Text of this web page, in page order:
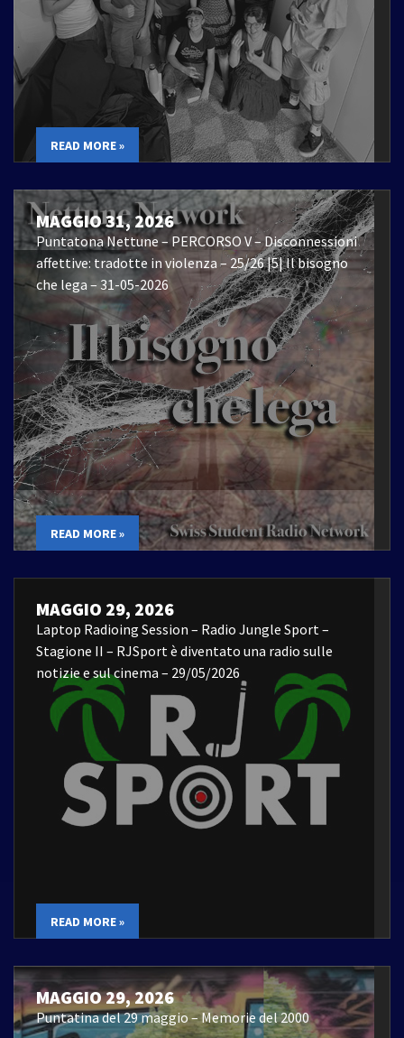
READ MORE »
MAGGIO 31, 2026
Puntatona Nettune – PERCORSO V – Disconnessioni
affettive: tradotte in violenza – 25/26 |5| Il bisogno
che lega – 31-05-2026
READ MORE »
MAGGIO 29, 2026
Laptop Radioing Session – Radio Jungle Sport –
Stagione II – RJSport è diventato una radio sulle
notizie e sul cinema – 29/05/2026
READ MORE »
MAGGIO 29, 2026
Puntatina del 29 maggio – Memorie del 2000